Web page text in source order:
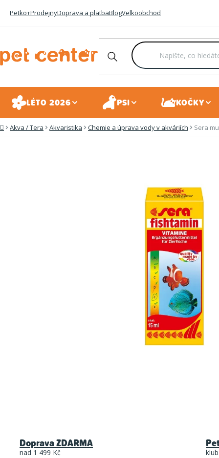
Petko+ProdejnyDoprava a platbaBlogVelkoobchod
LÉTO 2026 PSI KOČKY
DomůAkva / Tera Akvaristika Chemie a úprava vody v akváriích Sera
Doprava ZDARMA
nad 1 499 Kč